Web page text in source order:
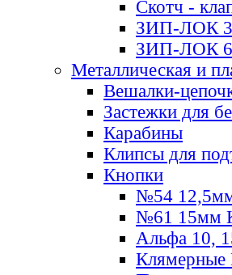
Скотч -
ЗИП-ЛОК
ЗИП-ЛОК
Металлическая и
Вешалки-
Застежки для
Карабины
Клипсы для
Кнопки
№54
№61 15мм
Альфа 10,
Клямерные